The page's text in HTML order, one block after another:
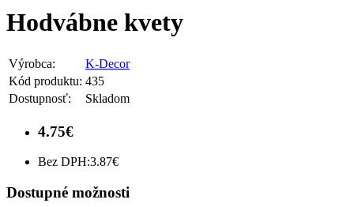
Hodvábne kvety
Výrobca:
K-Decor
Kód produktu: 435
Dostupnosť:
Skladom
4.75€
Bez DPH:3.87€
Dostupné možnosti